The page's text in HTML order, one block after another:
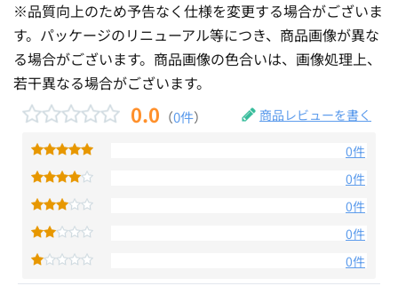
※品質向上のため予告なく仕様を変更する場合がございま
す。パッケージのリニューアル等につき、商品画像が異な
る場合がございます。商品画像の色合いは、画像処理上、
若干異なる場合がございます。
0.0 （0件） 商品レビューを書く
0件
0件
0件
0件
0件